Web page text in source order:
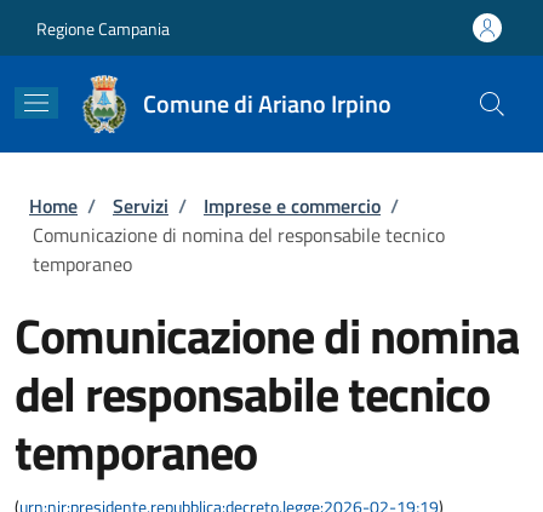
Regione Campania
Comune di Ariano Irpino
Briciole di pane
Home / Servizi / Imprese e commercio /
Comunicazione di nomina del responsabile tecnico
temporaneo
Comunicazione di nomina
del responsabile tecnico
temporaneo
(urn:nir:presidente.repubblica:decreto.legge:2026-02-19;19)